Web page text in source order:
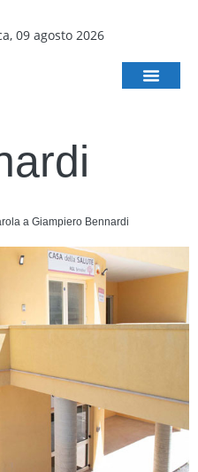
09 agosto 2026
a Giampiero Bennardi